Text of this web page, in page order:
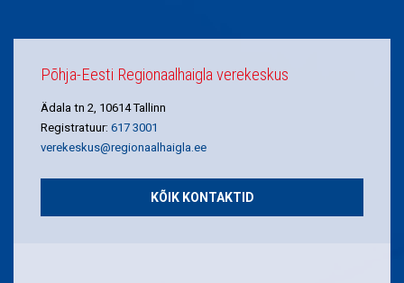
Põhja-Eesti Regionaalhaigla verekeskus
Ädala tn 2, 10614 Tallinn
Registratuur: 617 3001
verekeskus@regionaalhaigla.ee
KÕIK KONTAKTID